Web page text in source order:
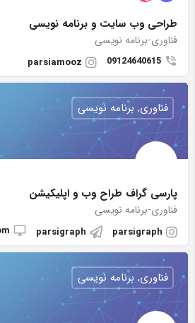
طراحی وب سایت و برنامه نویسی
فناوری-برنامه نویسی
09124640615
parsiamooz
پارسی گراف طراح وب و اپلیکیشن
فناوری-برنامه نویسی
parsigraph
parsigraph
فناوری, برنامه نویسی
فناوری, برنامه نویسی